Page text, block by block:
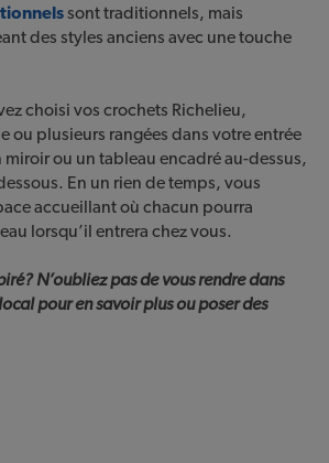
sont traditionnels, mais
des styles anciens avec une touche
choisi vos crochets Richelieu,
ou plusieurs rangées dans votre entrée
ou un tableau encadré au-dessus,
En un rien de temps, vous
accueillant où chacun pourra
lorsqu’il entrera chez vous.
N’oubliez pas de vous rendre dans
pour en savoir plus ou poser des